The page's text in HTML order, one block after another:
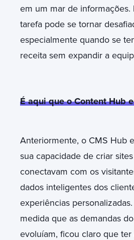
em um mar de informações.
tarefa pode se tornar
especialmente quando se
receita sem expandir a
É aqui que o Content Hub
Anteriormente, o CMS Hub
sua capacidade de criar
conectavam com os
dados inteligentes dos
experiências
medida que as demandas
evoluíam, ficou claro que